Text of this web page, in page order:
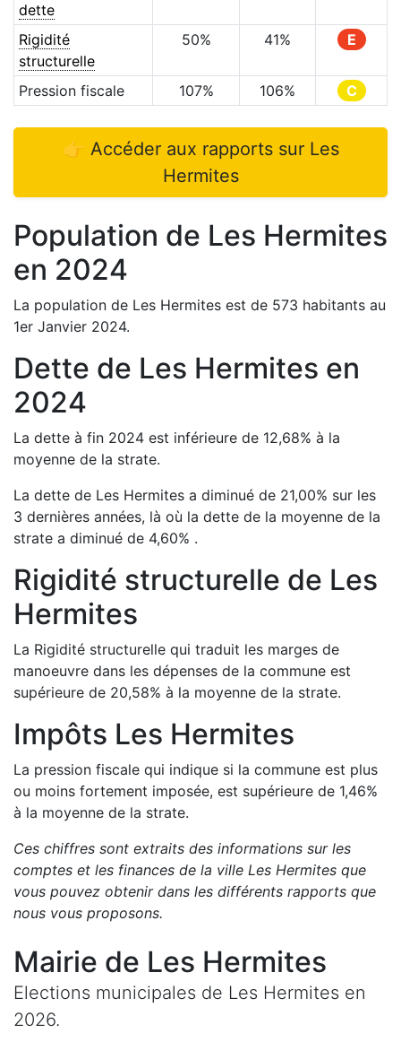
dette
Rigidité
structurelle
50% 41% E
Pression fiscale 107% 106% C
👉 Accéder aux rapports sur Les
Hermites
Population de Les Hermites
en 2024
La population de Les Hermites est de 573 habitants au
1er Janvier 2024.
Dette de Les Hermites en
2024
La dette à fin 2024 est inférieure de 12,68% à la
moyenne de la strate.
La dette de Les Hermites a diminué de 21,00% sur les
3 dernières années, là où la dette de la moyenne de la
strate a diminué de 4,60% .
Rigidité structurelle de Les
Hermites
La Rigidité structurelle qui traduit les marges de
manoeuvre dans les dépenses de la commune est
supérieure de 20,58% à la moyenne de la strate.
Impôts Les Hermites
La pression fiscale qui indique si la commune est plus
ou moins fortement imposée, est supérieure de 1,46%
à la moyenne de la strate.
Ces chiffres sont extraits des informations sur les
comptes et les finances de la ville Les Hermites que
vous pouvez obtenir dans les différents rapports que
nous vous proposons.
Mairie de Les Hermites
Elections municipales de Les Hermites en
2026.